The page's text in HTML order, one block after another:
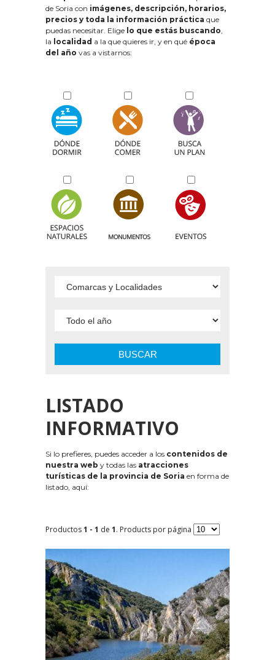
de Soria con imágenes, descripción, horarios,
precios y toda la información práctica que
puedas necesitar. Elige lo que estás buscando,
la localidad a la que quieres ir, y en qué época
del año vas a vistarnos:
BUSCAR
LISTADO
INFORMATIVO
Si lo prefieres, puedes acceder a los contenidos de
nuestra web y todas las atracciones
turísticas de la provincia de Soria en forma de
listado, aquí:
Productos1 - 1 de 1. Products por página